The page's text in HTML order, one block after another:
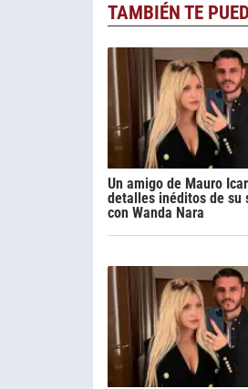
TAMBIÉN TE
Un amigo de Mauro
detalles inéditos de su
con Wanda Nara